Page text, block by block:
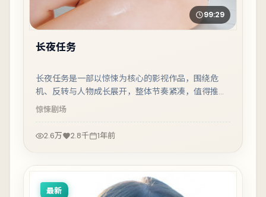
99:29
长夜任务
长夜任务是一部以惊悚为核心的影视作品，围绕危
机、反转与人物成长展开，整体节奏紧凑，值得推荐
观看。
惊悚剧场
2.6万 2.8千 1年前
最新